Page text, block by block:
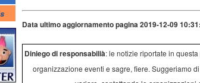
Data ultimo aggiornamento pagina 2019-12-09
Diniego di responsabilià: le notizie riportate in
organizzazione eventi e sagre, fiere. Suggeriamo